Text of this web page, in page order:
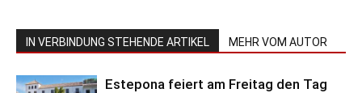
IN VERBINDUNG STEHENDE ARTIKEL MEHR VOM AUTOR
Estepona feiert am Freitag den Tag